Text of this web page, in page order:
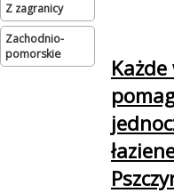
Z zagranicy
zachodnio-
pomorskie